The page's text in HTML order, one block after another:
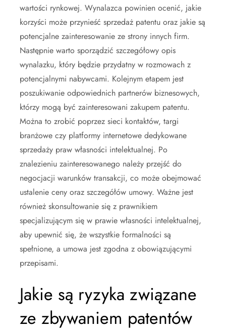
wartości rynkowej. Wynalazca powinien ocenić, jakie
korzyści może przynieść sprzedaż patentu oraz jakie są
potencjalne zainteresowanie ze strony innych firm.
Następnie warto sporządzić szczegółowy opis
wynalazku, który będzie przydatny w rozmowach z
potencjalnymi nabywcami. Kolejnym etapem jest
poszukiwanie odpowiednich partnerów biznesowych,
którzy mogą być zainteresowani zakupem patentu.
Można to zrobić poprzez sieci kontaktów, targi
branżowe czy platformy internetowe dedykowane
sprzedaży praw własności intelektualnej. Po
znalezieniu zainteresowanego należy przejść do
negocjacji warunków transakcji, co może obejmować
ustalenie ceny oraz szczegółów umowy. Ważne jest
również skonsultowanie się z prawnikiem
specjalizującym się w prawie własności intelektualnej,
aby upewnić się, że wszystkie formalności są
spełnione, a umowa jest zgodna z obowiązującymi
przepisami.
Jakie są ryzyka związane
ze zbywaniem patentów